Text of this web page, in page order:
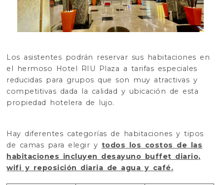
Los asistentes podrán reservar sus habitaciones en
el hermoso Hotel RIU Plaza a tarifas especiales
reducidas para grupos que son muy atractivas y
competitivas dada la calidad y ubicación de esta
propiedad hotelera de lujo.
Hay diferentes categorías de habitaciones y tipos
de camas para elegir y todos los costos de las
habitaciones incluyen desayuno buffet diario,
wifi y reposición diaria de agua y café.